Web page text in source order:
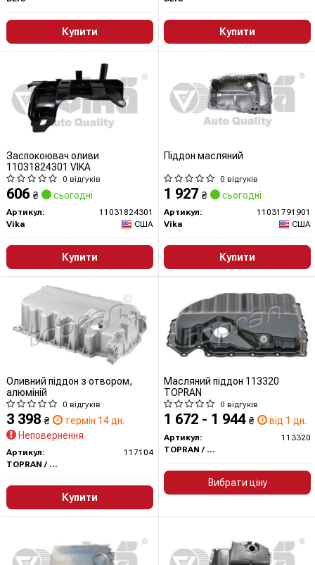
Купити Купити
Заспокоювач оливи
11031824301 VIKA
0 відгуків
606 ₴ сьогодні
Артикул:
11031824301
Vika
США
Купити
Піддон масляний
0 відгуків
1 927 ₴ сьогодні
Артикул:
11031791901
Vika
США
Купити
Оливний піддон з отвором,
алюміній
0 відгуків
3 398 ₴
термін 14 дн.
Неповернення
Артикул:
117104
TOPRAN / HANS PRIES
Купити
Масляний піддон 113320
TOPRAN
0 відгуків
1 672 - 1 944 ₴ від 1 дн.
Артикул:
113320
TOPRAN / HANS PRIES
Вибрати ціну